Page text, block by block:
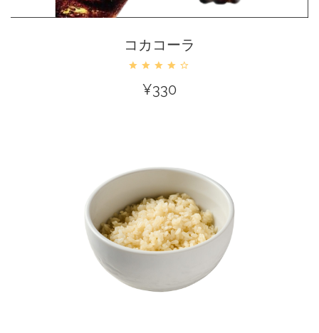
カートに入れる
コカコーラ
¥330